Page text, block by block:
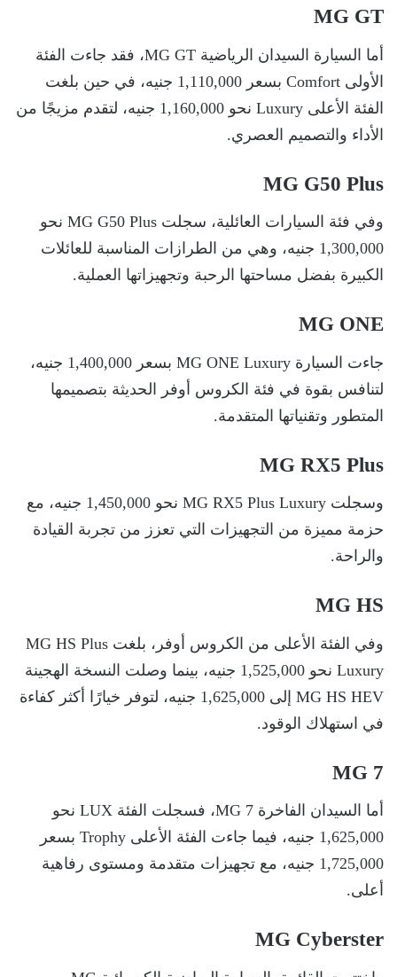
MG GT
أما السيارة السيدان الرياضية MG GT، فقد جاءت الفئة
الأولى Comfort بسعر 1,110,000 جنيه، في حين بلغت
الفئة الأعلى Luxury نحو 1,160,000 جنيه، لتقدم مزيجًا من
الأداء والتصميم العصري.
MG G50 Plus
وفي فئة السيارات العائلية، سجلت MG G50 Plus نحو
1,300,000 جنيه، وهي من الطرازات المناسبة للعائلات
الكبيرة بفضل مساحتها الرحبة وتجهيزاتها العملية.
MG ONE
جاءت السيارة MG ONE Luxury بسعر 1,400,000 جنيه،
لتنافس بقوة في فئة الكروس أوفر الحديثة بتصميمها
المتطور وتقنياتها المتقدمة.
MG RX5 Plus
وسجلت MG RX5 Plus Luxury نحو 1,450,000 جنيه، مع
حزمة مميزة من التجهيزات التي تعزز من تجربة القيادة
والراحة.
MG HS
وفي الفئة الأعلى من الكروس أوفر، بلغت MG HS Plus
Luxury نحو 1,525,000 جنيه، بينما وصلت النسخة الهجينة
MG HS HEV إلى 1,625,000 جنيه، لتوفر خيارًا أكثر كفاءة
في استهلاك الوقود.
MG 7
أما السيدان الفاخرة MG 7، فسجلت الفئة LUX نحو
1,625,000 جنيه، فيما جاءت الفئة الأعلى Trophy بسعر
1,725,000 جنيه، مع تجهيزات متقدمة ومستوى رفاهية
أعلى.
MG Cyberster